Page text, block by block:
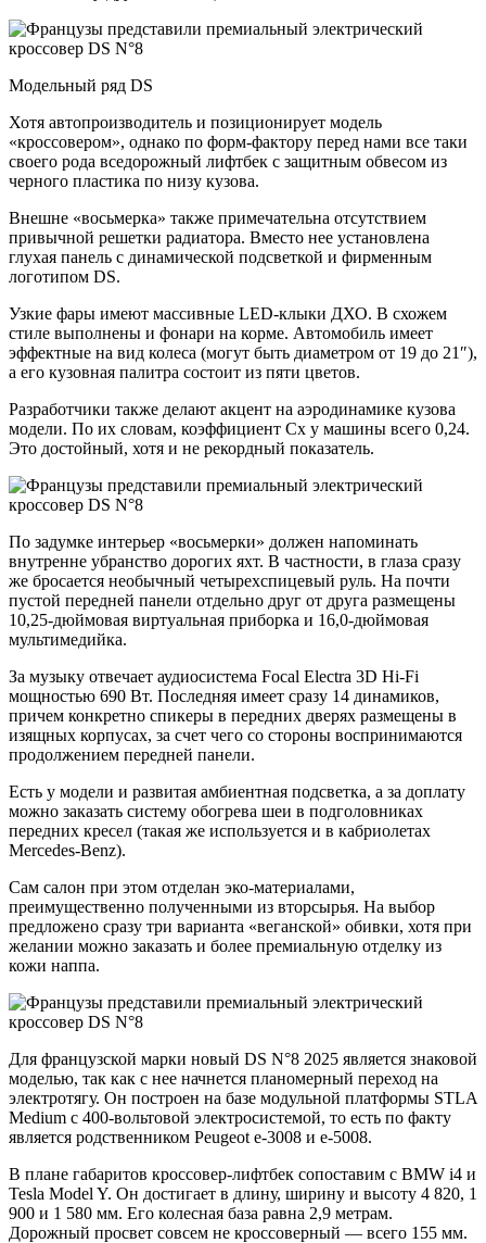
Модельный ряд DS
Хотя автопроизводитель и позиционирует модель
«кроссовером», однако по форм-фактору перед нами все таки
своего рода вседорожный лифтбек с защитным обвесом из
черного пластика по низу кузова.
Внешне «восьмерка» также примечательна отсутствием
привычной решетки радиатора. Вместо нее установлена
глухая панель с динамической подсветкой и фирменным
логотипом DS.
Узкие фары имеют массивные LED-клыки ДХО. В схожем
стиле выполнены и фонари на корме. Автомобиль имеет
эффектные на вид колеса (могут быть диаметром от 19 до 21″),
а его кузовная палитра состоит из пяти цветов.
Разработчики также делают акцент на аэродинамике кузова
модели. По их словам, коэффициент Cx у машины всего 0,24.
Это достойный, хотя и не рекордный показатель.
По задумке интерьер «восьмерки» должен напоминать
внутренне убранство дорогих яхт. В частности, в глаза сразу
же бросается необычный четырехспицевый руль. На почти
пустой передней панели отдельно друг от друга размещены
10,25-дюймовая виртуальная приборка и 16,0-дюймовая
мультимедийка.
За музыку отвечает аудиосистема Focal Electra 3D Hi-Fi
мощностью 690 Вт. Последняя имеет сразу 14 динамиков,
причем конкретно спикеры в передних дверях размещены в
изящных корпусах, за счет чего со стороны воспринимаются
продолжением передней панели.
Есть у модели и развитая амбиентная подсветка, а за доплату
можно заказать систему обогрева шеи в подголовниках
передних кресел (такая же используется и в кабриолетах
Mercedes-Benz).
Сам салон при этом отделан эко-материалами,
преимущественно полученными из вторсырья. На выбор
предложено сразу три варианта «веганской» обивки, хотя при
желании можно заказать и более премиальную отделку из
кожи наппа.
Для французской марки новый DS N°8 2025 является знаковой
моделью, так как с нее начнется планомерный переход на
электротягу. Он построен на базе модульной платформы STLA
Medium с 400-вольтовой электросистемой, то есть по факту
является родственником Peugeot e-3008 и e-5008.
В плане габаритов кроссовер-лифтбек сопоставим с BMW i4 и
Tesla Model Y. Он достигает в длину, ширину и высоту 4 820, 1
900 и 1 580 мм. Его колесная база равна 2,9 метрам.
Дорожный просвет совсем не кроссоверный — всего 155 мм.